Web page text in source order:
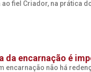
fiel Criador, na prática
da encarnação é
encarnação não há